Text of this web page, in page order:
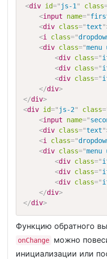
<div id=" js-1 " class
<input name="
<div class="text"
<i class="
<div class="
<div class="
<div class="
<div class="
</div>
</div>
<div id=" js-2" class=
<input name="
<div class="text"
<i class="
<div class="
<div class="
<div class="
<div class="
</div>
</div>
Функцию обратного
onChange
можно
инициализации или